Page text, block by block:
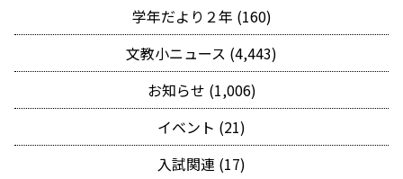
学年だより２年 (160)
文教小ニュース (4,443)
お知らせ (1,006)
イベント (21)
入試関連 (17)